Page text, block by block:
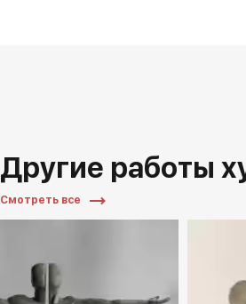
Другие работы
Смотреть все